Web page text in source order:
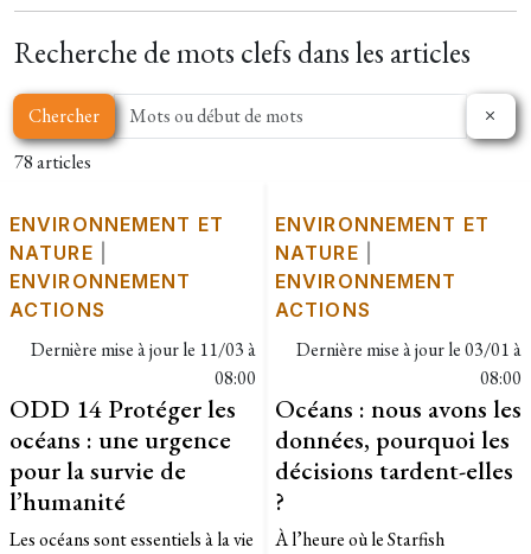
Recherche de mots clefs dans les articles
Chercher
78 articles
ENVIRONNEMENT ET
NATURE
ENVIRONNEMENT
ACTIONS
Dernière mise à jour le 11/03 à
08:00
ODD 14 Protéger les
océans : une urgence
pour la survie de
l’humanité
Les océans sont essentiels à la vie
ENVIRONNEMENT ET
NATURE
ENVIRONNEMENT
ACTIONS
Dernière mise à jour le03/01 à
08:00
Océans : nous avons les
données, pourquoi les
décisions tardent-elles
?
À l’heure où le Starfish